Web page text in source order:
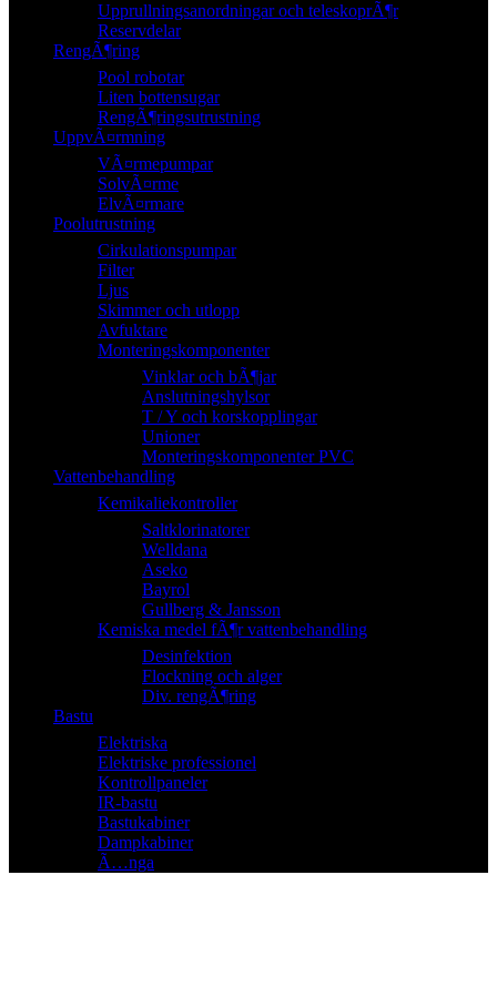
Upprullningsanordningar och teleskoprÃ¶r
Reservdelar
RengÃ¶ring
Pool robotar
Liten bottensugar
RengÃ¶ringsutrustning
UppvÃ¤rmning
VÃ¤rmepumpar
SolvÃ¤rme
ElvÃ¤rmare
Poolutrustning
Cirkulationspumpar
Filter
Ljus
Skimmer och utlopp
Avfuktare
Monteringskomponenter
Vinklar och bÃ¶jar
Anslutningshylsor
T / Y och korskopplingar
Unioner
Monteringskomponenter PVC
Vattenbehandling
Kemikaliekontroller
Saltklorinatorer
Welldana
Aseko
Bayrol
Gullberg & Jansson
Kemiska medel fÃ¶r vattenbehandling
Desinfektion
Flockning och alger
Div. rengÃ¶ring
Bastu
Elektriska
Elektriske professionel
Kontrollpaneler
IR-bastu
Bastukabiner
Dampkabiner
Ã…nga